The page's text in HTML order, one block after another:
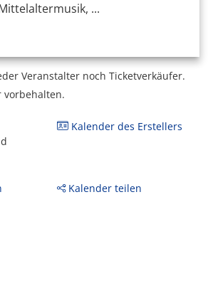
...
Veranstalter noch Ticketverkäufer.
vorbehalten.
Kalender des Erstellers
Kalender teilen